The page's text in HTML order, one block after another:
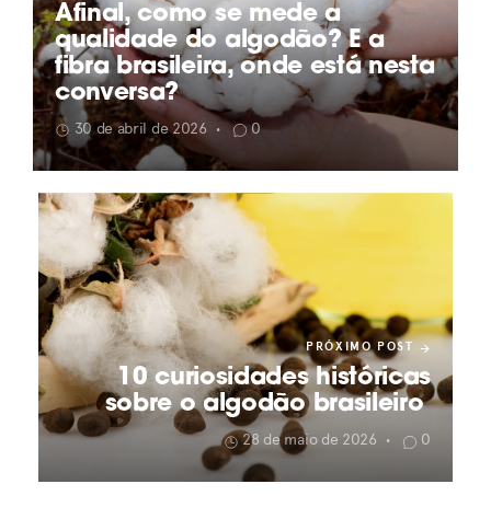
Afinal, como se mede a
qualidade do algodão? E a
fibra brasileira, onde está nesta
conversa?
30 de abril de 2026 • 0
PRÓXIMO POST
10 curiosidades históricas
sobre o algodão brasileiro
28 de maio de 2026 • 0